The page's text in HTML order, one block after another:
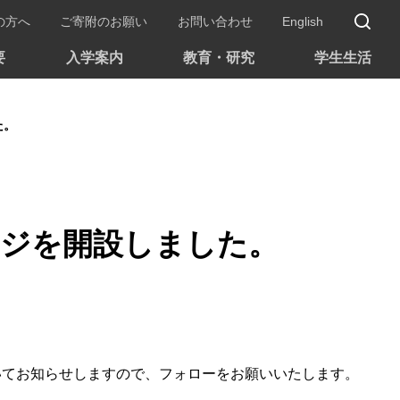
入学案内 教育・研究 学生生活
方へ ご寄附のお願い お問い合わせ English
を開設しました。
お知らせしますので、フォローをお願いいたします。